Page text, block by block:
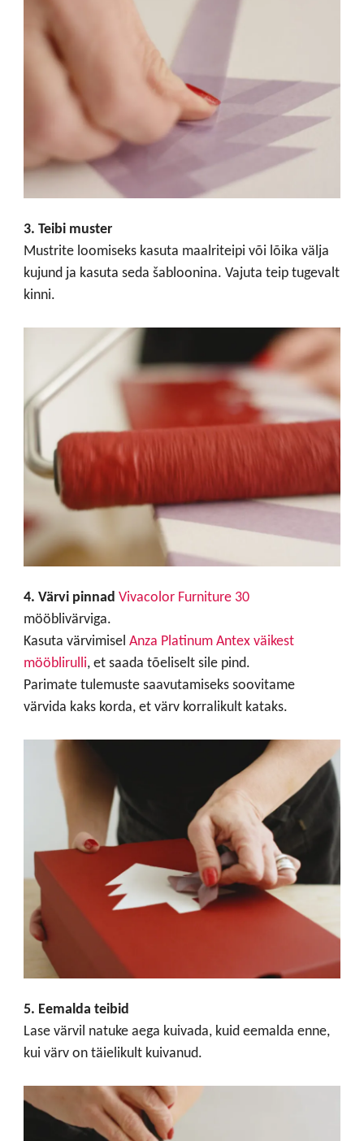
3. Teibi muster
Mustrite loomiseks kasuta maalriteipi või lõika välja
kujund ja kasuta seda šabloonina. Vajuta teip tugevalt
kinni.
4. Värvi pinnad Vivacolor Furniture 30
mööblivärviga.
Kasuta värvimisel Anza Platinum Antex väikest
mööblirulli, et saada tõeliselt sile pind.
Parimate tulemuste saavutamiseks soovitame
värvida kaks korda, et värv korralikult kataks.
5. Eemalda teibid
Lase värvil natuke aega kuivada, kuid eemalda enne,
kui värv on täielikult kuivanud.